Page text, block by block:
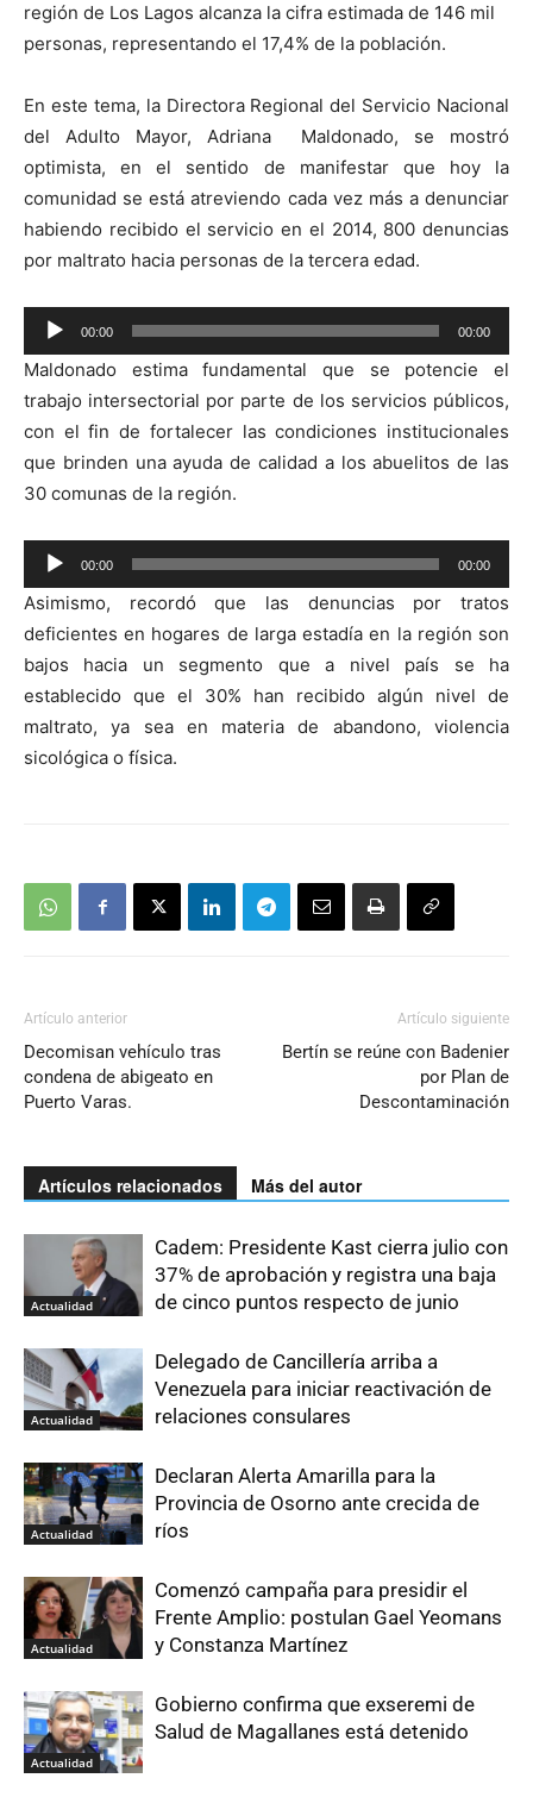
región de Los Lagos alcanza la cifra estimada de 146 mil
personas, representando el 17,4% de la población.
En este tema, la Directora Regional del Servicio Nacional
del Adulto Mayor, Adriana Maldonado, se mostró
optimista, en el sentido de manifestar que hoy la
comunidad se está atreviendo cada vez más a denunciar
habiendo recibido el servicio en el 2014, 800 denuncias
por maltrato hacia personas de la tercera edad.
Reproductor
de
audio
00:00 00:00
Maldonado estima fundamental que se potencie el
trabajo intersectorial por parte de los servicios públicos,
con el fin de fortalecer las condiciones institucionales
que brinden una ayuda de calidad a los abuelitos de las
30 comunas de la región.
Reproductor
de
audio
00:00 00:00
Asimismo, recordó que las denuncias por tratos
deficientes en hogares de larga estadía en la región son
bajos hacia un segmento que a nivel país se ha
establecido que el 30% han recibido algún nivel de
maltrato, ya sea en materia de abandono, violencia
sicológica o física.
Artículo anterior
Decomisan vehículo tras
condena de abigeato en
Puerto Varas.
Artículo siguiente
Bertín se reúne con Badenier
por Plan de
Descontaminación
Artículos relacionados Más del autor
Actualidad
Cadem: Presidente Kast cierra julio con
37% de aprobación y registra una baja
de cinco puntos respecto de junio
Actualidad
Delegado de Cancillería arriba a
Venezuela para iniciar reactivación de
relaciones consulares
Actualidad
Declaran Alerta Amarilla para la
Provincia de Osorno ante crecida de
ríos
Actualidad
Comenzó campaña para presidir el
Frente Amplio: postulan Gael Yeomans
y Constanza Martínez
Actualidad
Gobierno confirma que exseremi de
Salud de Magallanes está detenido